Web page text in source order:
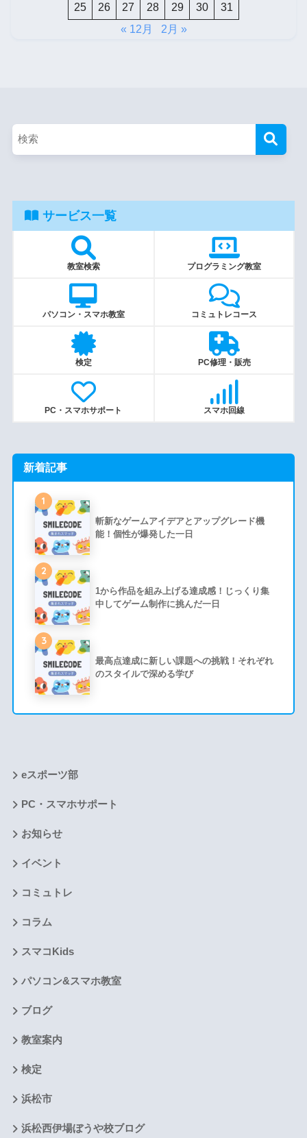
25 26 27 28 29 30
31
« 12月
2月 »
サービス一覧
教室検索 プログラミング教室
パソコン・スマホ教室 コミュトレコース
検定 PC修理・販売
PC・スマホサポート スマホ回線
新着記事
1
斬新なゲームアイデアとアップグレード機
能！個性が爆発した一日
2
1から作品を組み上げる達成感！じっくり集
中してゲーム制作に挑んだ一日
3
最高点達成に新しい課題への挑戦！それぞれ
のスタイルで深める学び
eスポーツ部
PC・スマホサポート
お知らせ
イベント
コミュトレ
コラム
スマコKids
パソコン&スマホ教室
ブログ
教室案内
検定
浜松市
浜松西伊場ぼうや校ブログ